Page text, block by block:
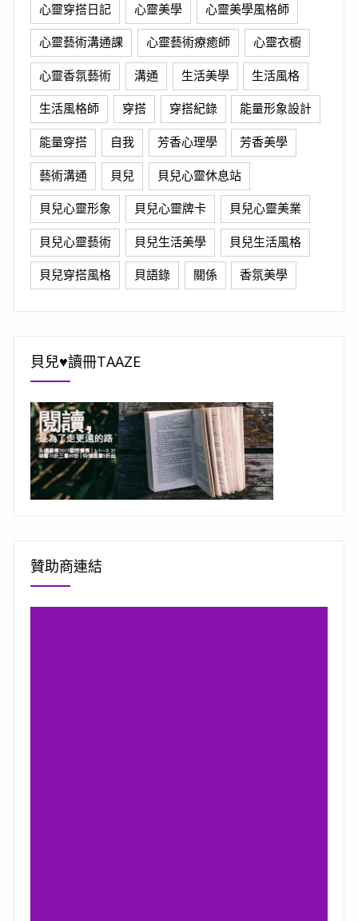
心靈穿搭日記 心靈美學 心靈美學風格師
心靈藝術溝通課 心靈藝術療癒師 心靈衣櫥
心靈香氛藝術 溝通 生活美學 生活風格
生活風格師 穿搭 穿搭紀錄 能量形象設計
能量穿搭 自我 芳香心理學 芳香美學
藝術溝通 貝兒 貝兒心靈休息站
貝兒心靈形象 貝兒心靈牌卡 貝兒心靈美業
貝兒心靈藝術 貝兒生活美學 貝兒生活風格
貝兒穿搭風格 貝語錄 關係 香氛美學
貝兒♥讀冊TAAZE
贊助商連結